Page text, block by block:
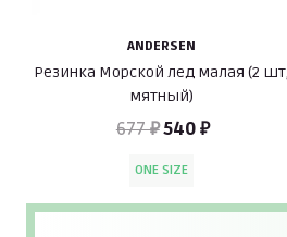
ANDERSEN
Резинка Морской лед малая (2 шт,
мятный)
677 ₽540 ₽
ONE SIZE